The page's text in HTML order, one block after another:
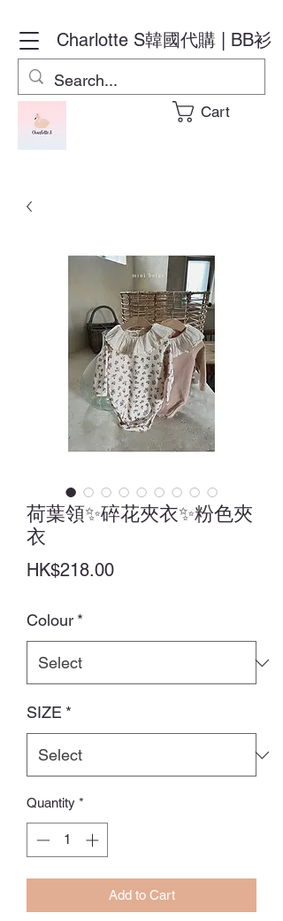
Charlotte S韓國代購 | BB衫
Cart
荷葉領✨碎花夾衣✨粉色夾
衣
HK$218.00Price
Colour *
SIZE *
Quantity *
Add to Cart